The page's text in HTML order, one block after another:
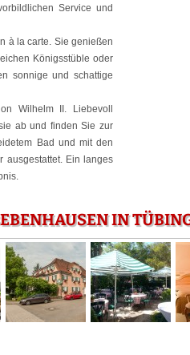
Service und
à la carte. Sie genießen
Königsstüble oder
sonnige und schattige
Wilhelm II. Liebevoll
ab und finden Sie zur
Bad und mit den
ausgestattet. Ein langes
IN